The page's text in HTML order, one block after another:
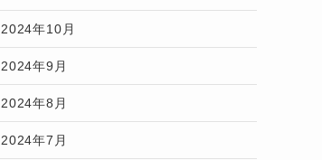
2024年10月
2024年9月
2024年8月
2024年7月